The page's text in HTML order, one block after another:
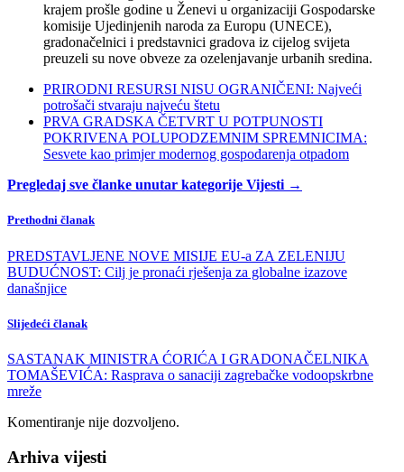
krajem prošle godine u Ženevi u organizaciji Gospodarske
komisije Ujedinjenih naroda za Europu (UNECE),
gradonačelnici i predstavnici gradova iz cijelog svijeta
preuzeli su nove obveze za ozelenjavanje urbanih sredina.
PRIRODNI RESURSI NISU OGRANIČENI: Najveći
potrošači stvaraju najveću štetu
PRVA GRADSKA ČETVRT U POTPUNOSTI
POKRIVENA POLUPODZEMNIM SPREMNICIMA:
Sesvete kao primjer modernog gospodarenja otpadom
Pregledaj sve članke unutar kategorije Vijesti →
Prethodni članak
PREDSTAVLJENE NOVE MISIJE EU-a ZA ZELENIJU
BUDUĆNOST: Cilj je pronaći rješenja za globalne izazove
današnjice
Slijedeći članak
SASTANAK MINISTRA ĆORIĆA I GRADONAČELNIKA
TOMAŠEVIĆA: Rasprava o sanaciji zagrebačke vodoopskrbne
mreže
Komentiranje nije dozvoljeno.
Arhiva vijesti